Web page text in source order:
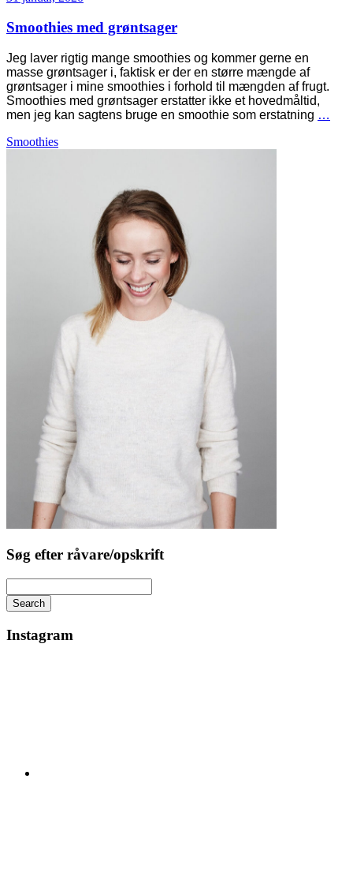
Smoothies med grøntsager
Jeg laver rigtig mange smoothies og kommer gerne en
masse grøntsager i, faktisk er der en større mængde af
grøntsager i mine smoothies i forhold til mængden af frugt.
Smoothies med grøntsager erstatter ikke et hovedmåltid,
men jeg kan sagtens bruge en smoothie som erstatning …
Smoothies
Søg efter råvare/opskrift
Search
Instagram